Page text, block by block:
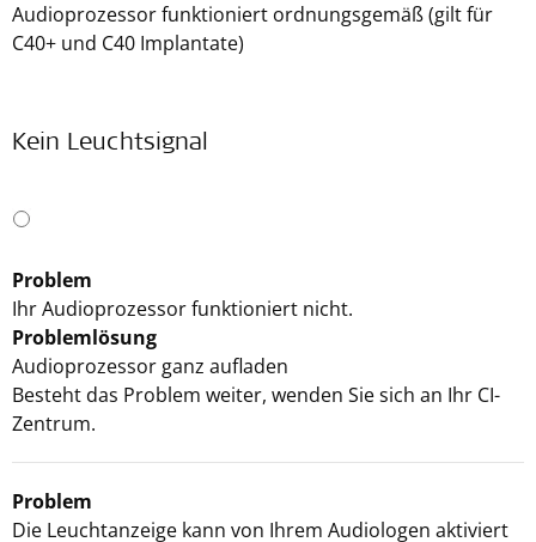
Audioprozessor funktioniert ordnungsgemäß (gilt für
C40+ und C40 Implantate)
Kein Leuchtsignal
Problem
Ihr Audioprozessor funktioniert nicht.
Problemlösung
Audioprozessor ganz aufladen
Besteht das Problem weiter, wenden Sie sich an Ihr CI-
Zentrum.
Problem
Die Leuchtanzeige kann von Ihrem Audiologen aktiviert